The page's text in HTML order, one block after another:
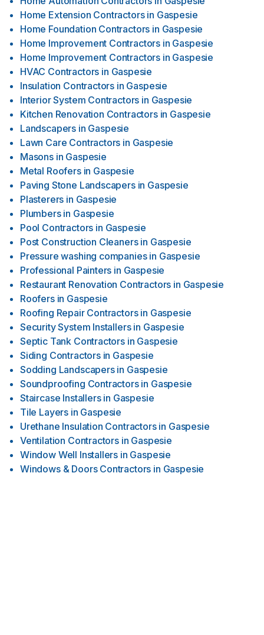
Home Extension Contractors in Gaspesie
Home Foundation Contractors in Gaspesie
Home Improvement Contractors in Gaspesie
Home Improvement Contractors in Gaspesie
HVAC Contractors in Gaspesie
Insulation Contractors in Gaspesie
Interior System Contractors in Gaspesie
Kitchen Renovation Contractors in Gaspesie
Landscapers in Gaspesie
Lawn Care Contractors in Gaspesie
Masons in Gaspesie
Metal Roofers in Gaspesie
Paving Stone Landscapers in Gaspesie
Plasterers in Gaspesie
Plumbers in Gaspesie
Pool Contractors in Gaspesie
Post Construction Cleaners in Gaspesie
Pressure washing companies in Gaspesie
Professional Painters in Gaspesie
Restaurant Renovation Contractors in Gaspesie
Roofers in Gaspesie
Roofing Repair Contractors in Gaspesie
Security System Installers in Gaspesie
Septic Tank Contractors in Gaspesie
Siding Contractors in Gaspesie
Sodding Landscapers in Gaspesie
Soundproofing Contractors in Gaspesie
Staircase Installers in Gaspesie
Tile Layers in Gaspesie
Urethane Insulation Contractors in Gaspesie
Ventilation Contractors in Gaspesie
Window Well Installers in Gaspesie
Windows & Doors Contractors in Gaspesie